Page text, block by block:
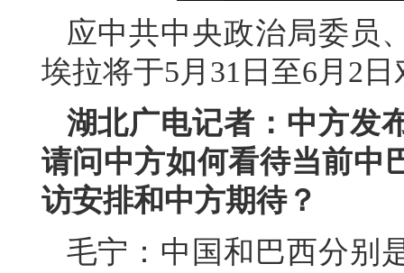
应中共中央政治局委员
埃拉将于5月31日至6月2
湖北广电记者：中方发
请问中方如何看待当前中
访安排和中方期待？
毛宁：中国和巴西分别